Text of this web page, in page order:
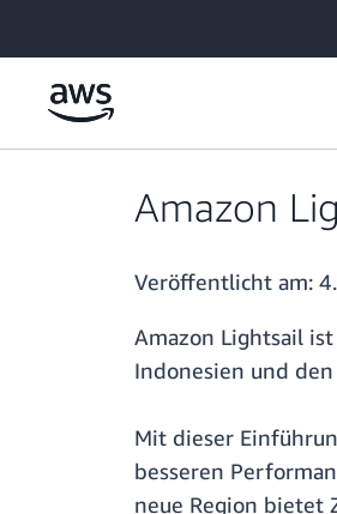
Amazon
Veröffentlicht am:
Amazon Lightsail
Indonesien und
Mit dieser
besseren
neue Region bietet